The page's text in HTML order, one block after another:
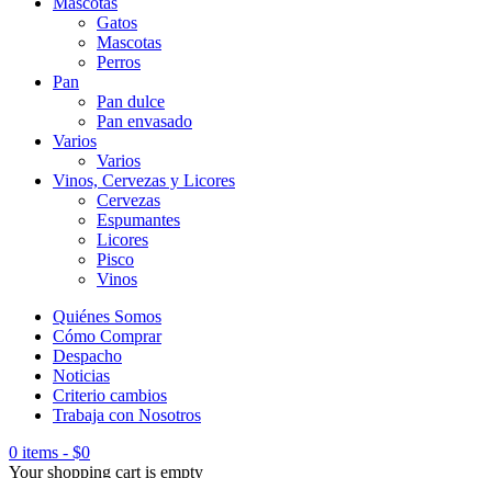
Gatos
Mascotas
Perros
Pan
Pan dulce
Pan envasado
Varios
Varios
Vinos, Cervezas y Licores
Cervezas
Espumantes
Licores
Pisco
Vinos
Quiénes Somos
Cómo Comprar
Despacho
Noticias
Criterio cambios
Trabaja con Nosotros
0 items - $0
Your shopping cart is empty